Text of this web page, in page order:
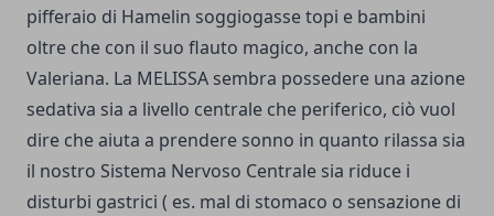
pifferaio di Hamelin soggiogasse topi e bambini
oltre che con il suo flauto magico, anche con la
Valeriana. La MELISSA sembra possedere una azione
sedativa sia a livello centrale che periferico, ciò vuol
dire che aiuta a prendere sonno in quanto rilassa sia
il nostro Sistema Nervoso Centrale sia riduce i
disturbi gastrici ( es. mal di stomaco o sensazione di